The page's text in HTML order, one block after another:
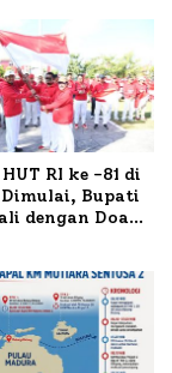
RI ke -81 di
Dimulai, Bupati
dengan Doa